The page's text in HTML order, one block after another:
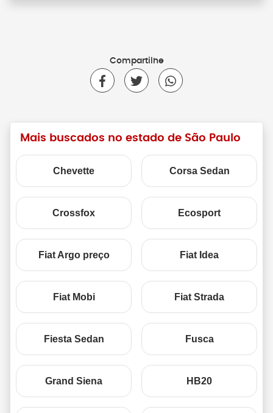
Compartilhe
Mais buscados no estado de São Paulo
Chevette Corsa Sedan
Crossfox Ecosport
Fiat Argo preço Fiat Idea
Fiat Mobi Fiat Strada
Fiesta Sedan Fusca
Grand Siena HB20